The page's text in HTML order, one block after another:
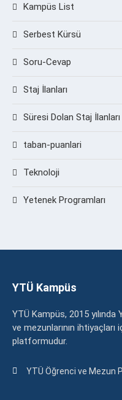
Kampüs List
Serbest Kürsü
Soru-Cevap
Staj İlanları
Süresi Dolan Staj İlanları
taban-puanlari
Teknoloji
Yetenek Programları
YTÜ Kampüs
YTÜ Kampüs, 2015 yılında
ve mezunlarının
platformudur.
YTÜ Öğrenci ve Mezun